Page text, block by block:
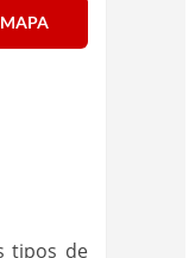
tipos de